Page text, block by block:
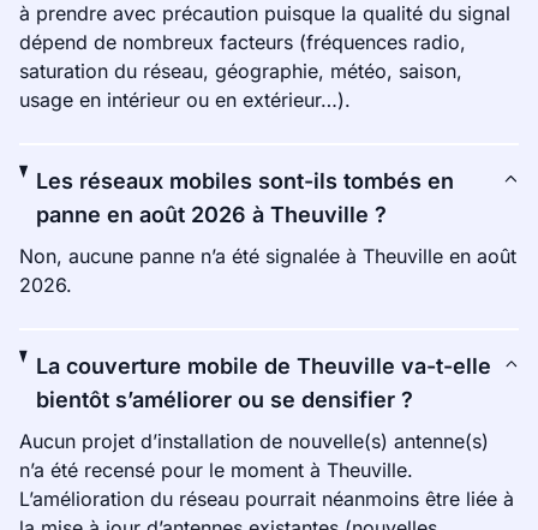
à prendre avec précaution puisque la qualité du signal
dépend de nombreux facteurs (fréquences radio,
saturation du réseau, géographie, météo, saison,
usage en intérieur ou en extérieur…).
Les réseaux mobiles sont-ils tombés en
panne en août 2026 à Theuville ?
Non, aucune panne n’a été signalée à Theuville en août
2026.
La couverture mobile de Theuville va-t-elle
bientôt s’améliorer ou se densifier ?
Aucun projet d’installation de nouvelle(s) antenne(s)
n’a été recensé pour le moment à Theuville.
L’amélioration du réseau pourrait néanmoins être liée à